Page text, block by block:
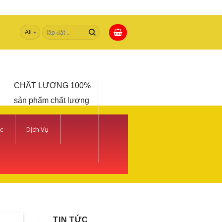
Tìm
kiếm:
CHẤT LƯỢNG 100%
sản phẩm chất lượng
Dịch Vụ
KIỆM | CAMERA
TIN TỨC